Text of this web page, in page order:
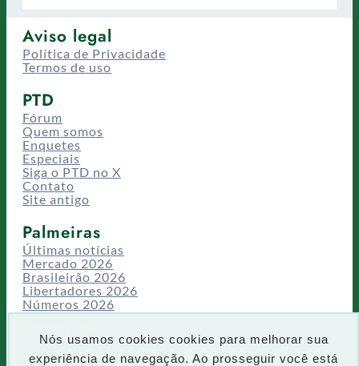
Nós usamos cookies cookies para melhorar sua
experiência de navegação. Ao prosseguir você está
Aviso legal
Política de Privacidade
Termos de uso
PTD
Fórum
Quem somos
Enquetes
Especiais
Siga o PTD no X
Contato
Site antigo
Palmeiras
Últimas notícias
Mercado 2026
Brasileirão 2026
Libertadores 2026
Números 2026
Campeonatos
Temporadas
CT/Centro de Excelência